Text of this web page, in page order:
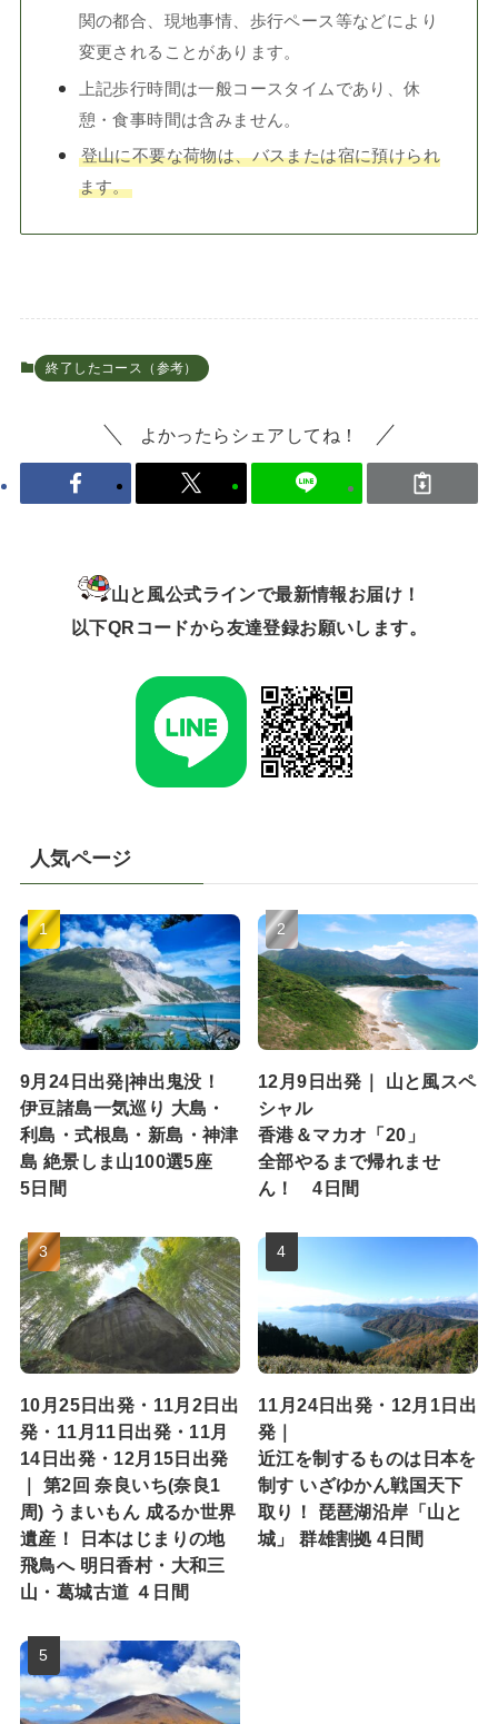
関の都合、現地事情、歩行ペース等などにより
変更されることがあります。
上記歩行時間は一般コースタイムであり、休
憩・食事時間は含みません。
登山に不要な荷物は、バスまたは宿に預けられ
ます。
終了したコース（参考）
よかったらシェアしてね！
山と風公式ラインで最新情報お届け！
以下QRコードから友達登録お願いします。
人気ページ
9月24日出発|神出鬼没！
伊豆諸島一気巡り 大島・
利島・式根島・新島・神津
島 絶景しま山100選5座
5日間
12月9日出発｜ 山と風スペ
シャル
香港＆マカオ「20」
全部やるまで帰れませ
ん！ 4日間
10月25日出発・11月2日出
発・11月11日出発・11月
14日出発・12月15日出発
｜ 第2回 奈良いち(奈良1
周) うまいもん 成るか世界
遺産！ 日本はじまりの地
飛鳥へ 明日香村・大和三
山・葛城古道 ４日間
11月24日出発・12月1日出
発｜
近江を制するものは日本を
制す いざゆかん戦国天下
取り！ 琵琶湖沿岸「山と
城」 群雄割拠 4日間